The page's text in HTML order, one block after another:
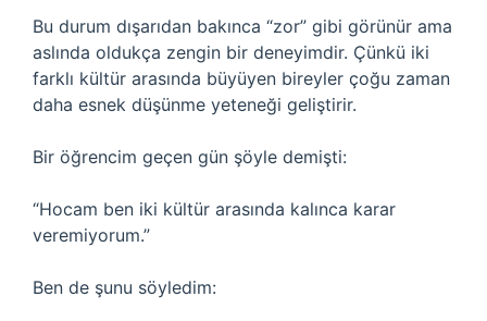
Bu durum dışarıdan bakınca “zor” gibi görünür ama
aslında oldukça zengin bir deneyimdir. Çünkü iki
farklı kültür arasında büyüyen bireyler çoğu zaman
daha esnek düşünme yeteneği geliştirir.
Bir öğrencim geçen gün şöyle demişti:
“Hocam ben iki kültür arasında kalınca karar
veremiyorum.”
Ben de şunu söyledim: